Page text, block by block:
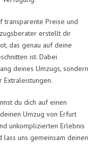
Preise und
erstellt dir
das genau auf deine
ist. Dabei
deines Umzugs, sondern
Extraleistungen.
du dich auf einen
Umzug von Erfurt
unkomplizierten Erlebnis
lass uns gemeinsam deinen